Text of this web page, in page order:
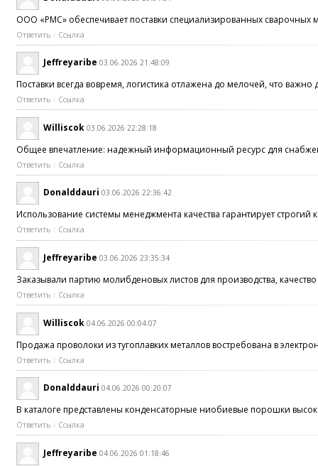
ООО «РМС» обеспечивает поставки специализированных сварочных
Ответить Ссылка
Jeffreyaribe 03.06.2026 21:48:09
Поставки всегда вовремя, логистика отлажена до мелочей, что
Ответить Ссылка
Williscok 03.06.2026 22:28:18
Общее впечатление: надежный информационный ресурс для
Ответить Ссылка
Donalddauri 03.06.2026 22:36:42
Использование системы менеджмента качества гарантирует строгий
Ответить Ссылка
Jeffreyaribe 03.06.2026 23:35:34
Заказывали партию молибденовых листов для производства,
Ответить Ссылка
Williscok 04.06.2026 00:04:07
Продажа проволоки из тугоплавких металлов востребована в
Ответить Ссылка
Donalddauri 04.06.2026 00:20:07
В каталоге представлены конденсаторные ниобиевые порошки
Ответить Ссылка
Jeffreyaribe 04.06.2026 01:18:46